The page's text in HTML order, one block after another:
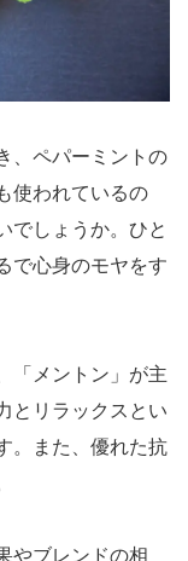
、ペパーミントの
使われているの
でしょうか。ひと
で心身のモヤをす
「メントン」が主
とリラックスとい
。また、優れた抗
やブレンドの相